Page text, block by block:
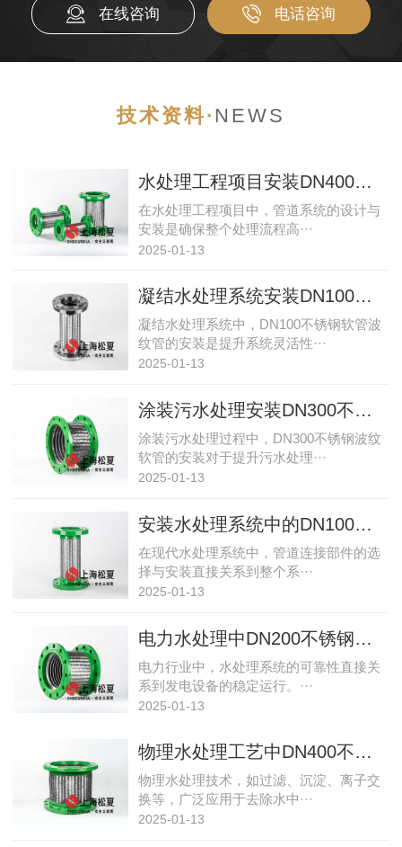
在线咨询 电话咨询
技术资料· NEWS
水处理工程项目安装DN400金属软连接管接头的专业解析
在水处理工程项目中，管道系统的设计与
安装是确保整个处理流程高···
2025-01-13
凝结水处理系统安装DN100不锈钢软管波纹管的专业实践
凝结水处理系统中，DN100不锈钢软管波
纹管的安装是提升系统灵活性···
2025-01-13
涂装污水处理安装DN300不锈钢波纹软管的专业方案
涂装污水处理过程中，DN300不锈钢波纹
软管的安装对于提升污水处理···
2025-01-13
安装水处理系统中的DN100金属软连接管接头
在现代水处理系统中，管道连接部件的选
择与安装直接关系到整个系···
2025-01-13
电力水处理中DN200不锈钢软管波纹管的安装实践
电力行业中，水处理系统的可靠性直接关
系到发电设备的稳定运行。···
2025-01-13
物理水处理工艺中DN400不锈钢波纹软管的安装指南
物理水处理技术，如过滤、沉淀、离子交
换等，广泛应用于去除水中···
2025-01-13